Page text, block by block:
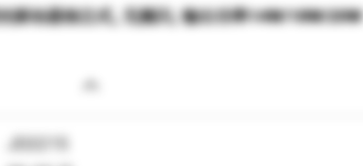
驱动器独立式, 无频闪, 输出功率14W/18W/20W